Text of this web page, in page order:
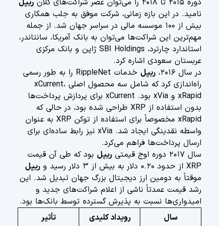
دوره ۲۰۱۵ تا ۲۰۱۸ را می‌توان عصر شراکت‌های کلان
ریپل
نامید. در این بازه زمانی، شرکت موفق به جلب همکاری
بیش از ۱۰۰ موسسه مالی در سراسر جهان شد. از جمله
مهم‌ترین این شراکت‌ها می‌توان به بانک آمریکا، سانتاندر،
استاندارد چارترد، SBI Holdings ژاپن و بانک مرکزی
عربستان سعودی اشاره کرد.
در سال ۲۰۱۶،
ریپل
خدمات RippleNet را به طور رسمی
راه‌اندازی کرد که شامل سه محصول اصلی xCurrent،
xRapid و xVia بود. xCurrent برای پردازش پرداخت‌ها
بدون استفاده از XRP طراحی شده بود، در حالی که
xRapid مخصوصاً برای استفاده از توکن XRP به عنوان
واسطه نقدینگی ایجاد شد. xVia نیز رابط ساده‌ای برای
ارسال پرداخت‌ها فراهم می‌کرد.
سال ۲۰۱۷ دوره اوج قیمتی
ریپل بود که طی آن قیمت
XRP از حدود ۰.۲۰ دلار به بیش از ۳ دلار رسید و
ریپل
موقتاً به دومین ارز دیجیتال بزرگ جهان تبدیل شد. این
رشد قیمت عمدتاً ناشی از اعلام شراکت‌های جدید و
امیدواری‌ها نسبت به پذیرش گسترده توسط بانک‌ها بود.
سال
رویداد کلیدی تأثیر